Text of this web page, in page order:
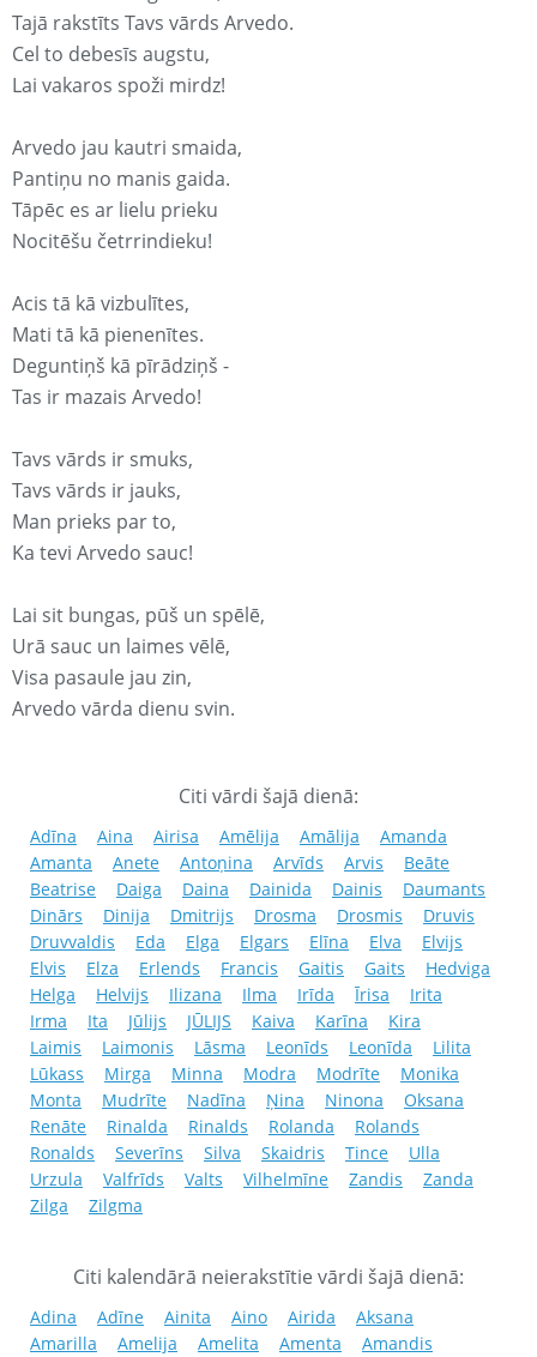
Tajā rakstīts Tavs vārds Arvedo.
Cel to debesīs augstu,
Lai vakaros spoži mirdz!
Arvedo jau kautri smaida,
Pantiņu no manis gaida.
Tāpēc es ar lielu prieku
Nocitēšu četrrindieku!
Acis tā kā vizbulītes,
Mati tā kā pienenītes.
Deguntiņš kā pīrādziņš -
Tas ir mazais Arvedo!
Tavs vārds ir smuks,
Tavs vārds ir jauks,
Man prieks par to,
Ka tevi Arvedo sauc!
Lai sit bungas, pūš un spēlē,
Urā sauc un laimes vēlē,
Visa pasaule jau zin,
Arvedo vārda dienu svin.
Citi vārdi šajā dienā:
Adīna Aina Airisa Amēlija Amālija
Amanda
Amanta
Anete Antoņina Arvīds Arvis
Beāte
Beatrise
Daiga Daina Dainida Dainis
Daumants
Dinārs
Dinija Dmitrijs Drosma Drosmis
Druvis
Druvvaldis
Eda Elga Elgars Elīna Elva
Elvijs
Elvis
Elza Erlends Francis Gaitis Gaits
Hedviga
Helga
Helvijs Ilizana Ilma Irīda Īrisa
Irita
Irma
Ita Jūlijs JŪLIJS Kaiva Karīna
Kira
Laimis
Laimonis Lāsma Leonīds Leonīda
Lilita
Lūkass
Mirga Minna Modra Modrīte
Monika
Monta
Mudrīte Nadīna Ņina Ninona
Oksana
Renāte
Rinalda Rinalds Rolanda
Rolands
Ronalds
Severīns Silva Skaidris Tince
Ulla
Urzula
Valfrīds Valts Vilhelmīne Zandis
Zanda
Zilga
Zilgma
Citi kalendārā neierakstītie vārdi šajā dienā:
Adina Adīne Ainita Aino Airida
Aksana
Amarilla
Amelija Amelita Amenta
Amandis